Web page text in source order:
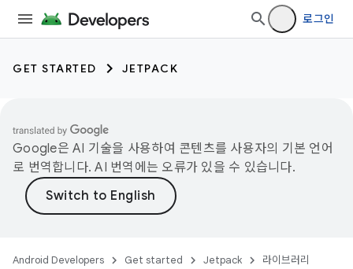
로그인
GET STARTED JETPACK
Google은 AI 기술을 사용하여 콘텐츠를 사용자의 기본 언어
로 번역합니다. AI 번역에는 오류가 있을 수 있습니다.
Android Developers Get started Jetpack 라이브러리